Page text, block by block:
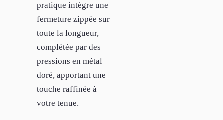
pratique intègre une
fermeture zippée sur
toute la longueur,
complétée par des
pressions en métal
doré, apportant une
touche raffinée à
votre tenue.